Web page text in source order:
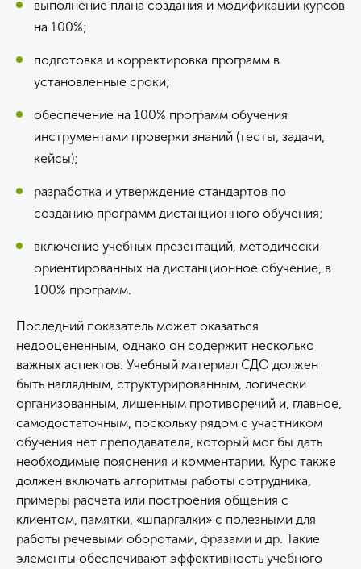
выполнение плана создания и модификации курсов
на 100%;
подготовка и корректировка программ в
установленные сроки;
обеспечение на 100% программ обучения
инструментами проверки знаний (тесты, задачи,
кейсы);
разработка и утверждение стандартов по
созданию программ дистанционного обучения;
включение учебных презентаций, методически
ориентированных на дистанционное обучение, в
100% программ.
Последний показатель может оказаться
недооцененным, однако он содержит несколько
важных аспектов. Учебный материал СДО должен
быть наглядным, структурированным, логически
организованным, лишенным противоречий и, главное,
самодостаточным, поскольку рядом с участником
обучения нет преподавателя, который мог бы дать
необходимые пояснения и комментарии. Курс также
должен включать алгоритмы работы сотрудника,
примеры расчета или построения общения с
клиентом, памятки, «шпаргалки» с полезными для
работы речевыми оборотами, фразами и др. Такие
элементы обеспечивают эффективность учебного